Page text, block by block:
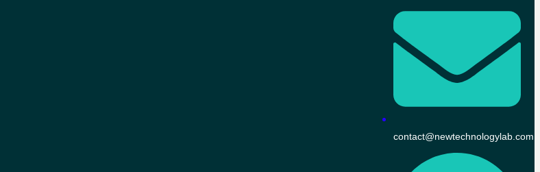
contact@newtechnologylab.com